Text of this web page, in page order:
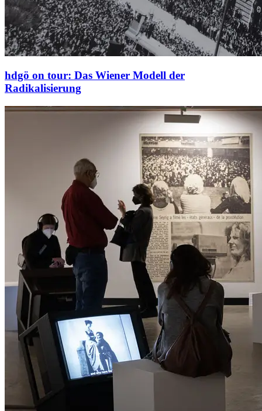
hdgö on tour: Das Wiener Modell der
Radikalisierung